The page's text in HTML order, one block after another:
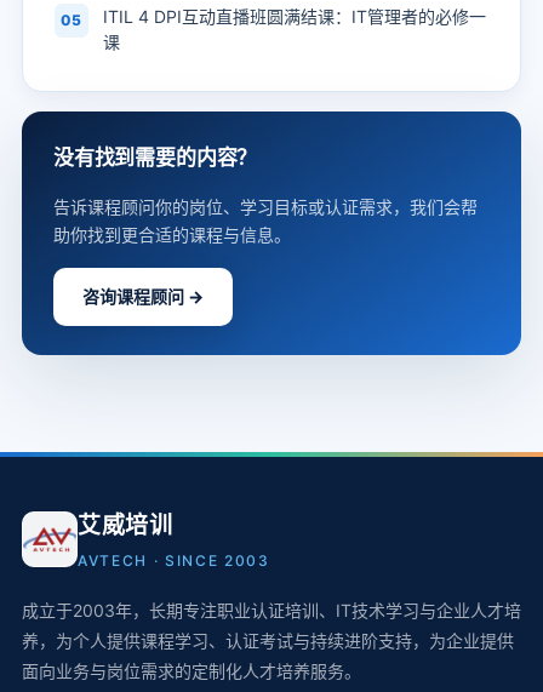
05
ITIL 4 DPI互动直播班圆满结课：IT管理者的必修一
课
没有找到需要的内容？
告诉课程顾问你的岗位、学习目标或认证需求，我们会帮
助你找到更合适的课程与信息。
咨询课程顾问 →
艾威培训
AVTECH · SINCE 2003
成立于2003年，长期专注职业认证培训、IT技术学习与企业人才培
养，为个人提供课程学习、认证考试与持续进阶支持，为企业提供
面向业务与岗位需求的定制化人才培养服务。